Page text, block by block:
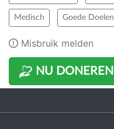
NU DONEREN
Medisch Goede Doelen
Misbruik melden